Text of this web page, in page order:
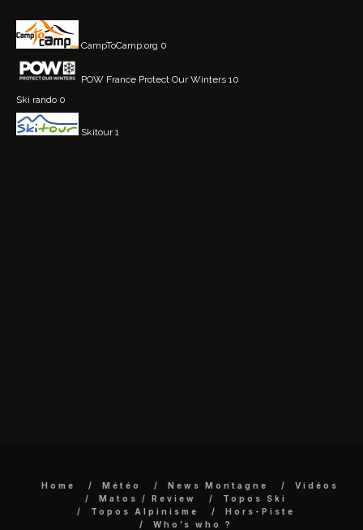
CampToCamp.org 0
POW France Protect Our Winters 10
Ski rando 0
Skitour1
Home Météo News Montagne
Vidéos
Matos / Review
Topos Ski
Topos Alpinisme
Hors-Piste
Who’s who ?